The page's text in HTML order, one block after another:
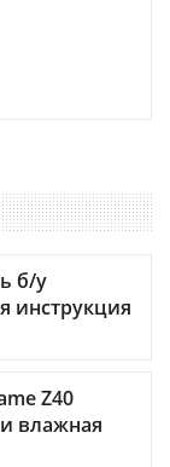
б/у
инструкция
Z40
влажная